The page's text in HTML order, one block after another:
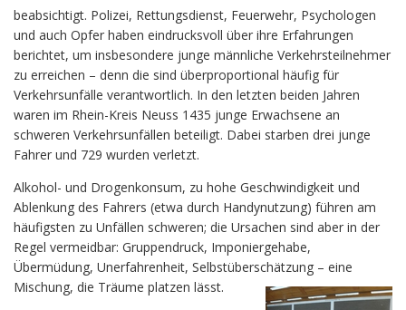
beabsichtigt. Polizei, Rettungsdienst, Feuerwehr, Psychologen
und auch Opfer haben eindrucksvoll über ihre Erfahrungen
berichtet, um insbesondere junge männliche Verkehrsteilnehmer
zu erreichen – denn die sind überproportional häufig für
Verkehrsunfälle verantwortlich. In den letzten beiden Jahren
waren im Rhein-Kreis Neuss 1435 junge Erwachsene an
schweren Verkehrsunfällen beteiligt. Dabei starben drei junge
Fahrer und 729 wurden verletzt.
Alkohol- und Drogenkonsum, zu hohe Geschwindigkeit und
Ablenkung des Fahrers (etwa durch Handynutzung) führen am
häufigsten zu Unfällen schweren; die Ursachen sind aber in der
Regel vermeidbar: Gruppendruck, Imponiergehabe,
Übermüdung, Unerfahrenheit, Selbstüberschätzung – eine
Mischung, die Träume platzen lässt.